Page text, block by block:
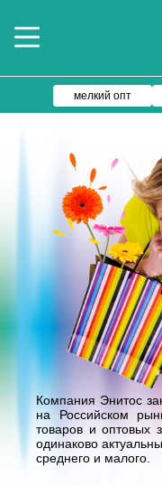
мелкий опт
Компания Энитос
на Российском
товаров и оптовых
одинаково
среднего и малого.